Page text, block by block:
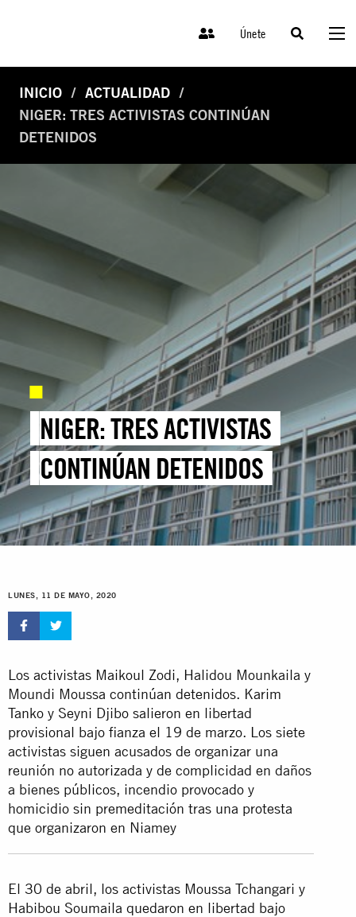
Únete
INICIO
ACTUALIDAD
NIGER: TRES ACTIVISTAS CONTINÚAN
DETENIDOS
NIGER: TRES ACTIVISTAS
CONTINÚAN DETENIDOS
LUNES, 11 DE MAYO, 2020
Los activistas Maikoul Zodi, Halidou Mounkaila y
Moundi Moussa continúan detenidos. Karim
Tanko y Seyni Djibo salieron en libertad
provisional bajo fianza el 19 de marzo. Los siete
activistas siguen acusados de organizar una
reunión no autorizada y de complicidad en daños
a bienes públicos, incendio provocado y
homicidio sin premeditación tras una protesta
que organizaron en Niamey
El 30 de abril, los activistas Moussa Tchangari y
Habibou Soumaila quedaron en libertad bajo